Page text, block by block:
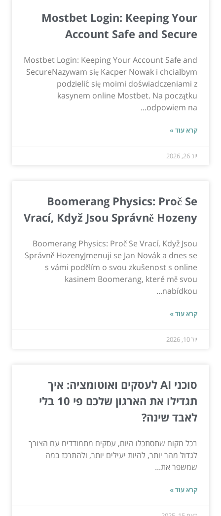
Mostbet Login: Keeping Your
Account Safe and Secure
Mostbet Login: Keeping Your Account Safe and
SecureNazywam się Kacper Nowak i chciałbym
podzielić się moimi doświadczeniami z
kasynem online Mostbet. Na początku
odpowiem na...
קרא עוד »
יונ 26, 2026
Boomerang Physics: Proč Se
Vrací, Když Jsou Správně Hozeny
Boomerang Physics: Proč Se Vrací, Když Jsou
Správně HozenyJmenuji se Jan Novák a dnes se
s vámi podělím o svou zkušenost s online
kasinem Boomerang, které mě svou
nabídkou...
קרא עוד »
יול 10, 2026
סוכני AI לעסקים ואוטומציה: איך
תגדילו את הארגון שלכם פי 10 בלי
לאבד שינה?
בכל מקום שתסתכלו היום, עסקים מתמודדים עם הצורך
לגדול מהר יותר, להיות יעילים יותר, ולהתרכז במה
שמשפר את...
קרא עוד »